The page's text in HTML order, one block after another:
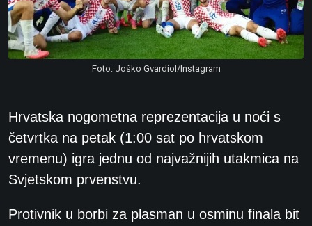
Foto: Joško Gvardiol/Instagram
Hrvatska nogometna reprezentacija u noći s
četvrtka na petak (1:00 sat po hrvatskom
vremenu) igra jednu od najvažnijih utakmica na
Svjetskom prvenstvu.
Protivnik u borbi za plasman u osminu finala bit